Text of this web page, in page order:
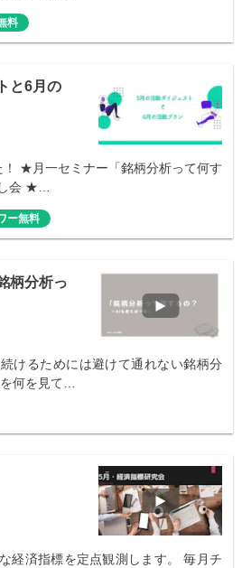
料
と6月の
★月一セミナー「銘柄分析って何す
会 ★…
ー無料
柄分析っ
けるためには避けて通れない銘柄分
何を見て…
経済指標を定点観測します。 毎月チ